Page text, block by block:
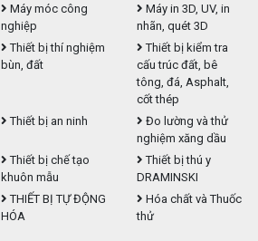
Máy móc công
nghiệp
Máy in 3D, UV, in
nhãn, quét 3D
Thiết bị thí nghiệm
bùn, đất
Thiết bị kiểm tra
cấu trúc đất, bê
tông, đá, Asphalt,
cốt thép
Thiết bị an ninh
Đo lường và thử
nghiệm xăng dầu
Thiết bị chế tạo
khuôn mẫu
Thiết bị thú y
DRAMINSKI
THIẾT BỊ TỰ ĐỘNG
HÓA
Hóa chất và Thuốc
thử